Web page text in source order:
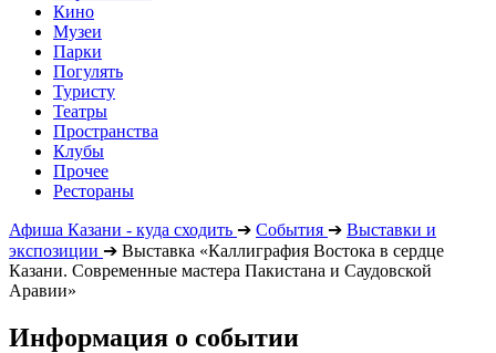
Кино
Музеи
Парки
Погулять
Туристу
Театры
Пространства
Клубы
Прочее
Рестораны
Афиша Казани - куда сходить ➔ События ➔ Выставки и
экспозиции ➔ Выставка «Каллиграфия Востока в сердце
Казани. Современные мастера Пакистана и Саудовской
Аравии»
Информация о событии